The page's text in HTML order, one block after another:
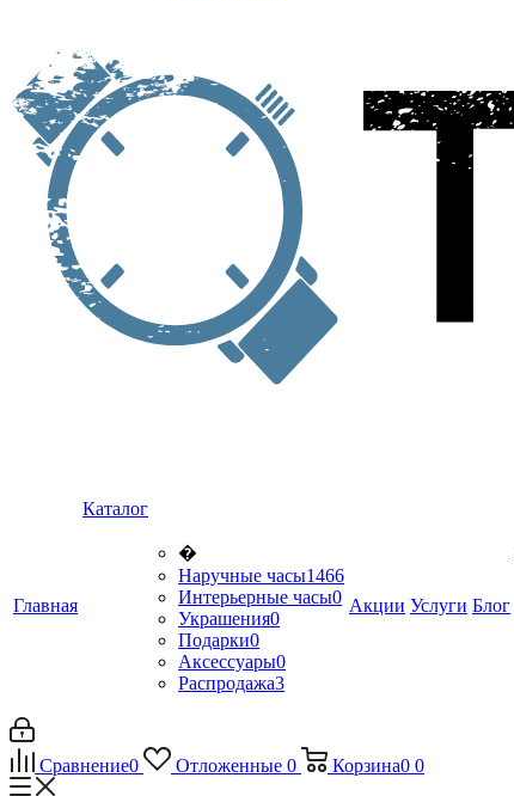
Главная
Каталог
�
Наручные часы1466
Интерьерные часы0
Украшения0
Подарки0
Аксессуары0
Распродажа3
Акции Услуги Блог
Сравнение0 Отложенные 0 Корзина0 0